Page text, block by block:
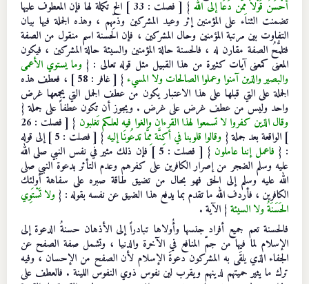
أحْسَنُ قَوْلاً مِمَّن دَعَا إلى الله } [ فصلت : 33 ] الخ تكملة لها فإن المعطوف عليها
تضمنت الثناء على المؤمنين إثر وعيد المشركين وذمِّهم ، وهذه الجملة فيها بيان
التفاوت بين مرتبة المؤمنين وحال المشركين ، فإن الحسنة اسم منقول من الصفة
فتلمُّحُ الصفة مقارن له ، فالحسنة حالة المؤمنين والسيئة حالة المشركين ، فيكون
المعنى كمعنى آيات كثيرة من هذا القبيل مثل قوله تعالى : {وما يستوي الأعمى
والبصير والذين آمنوا وعملوا الصالحات ولا المسيء } [ غافر : 58 ] ، فعطف هذه
الجملة على التي قبلها على هذا الاعتبار يكون من عطف الجمل التي يجمعها غرض
واحد وليس من عطف غرض على غرض . ويجوز أن تكون عطفاً على جملة {
وقال الذين كفروا لا تسمعوا لهذا القرءان والغوا فيه لعلكم تَغلبون } [ فصلت : 26
] الواقعة بعد جملة { وقالوا قلوبنا في أكِنَّة مِمَّا تدعُونَا إليه } [ فصلت : 5 ] إلى قوله
: { فاعمل إننا عاملون } [ فصلت : 5 ] فإن ذلك مثير في نفس النبي صلى الله
عليه وسلم الضجر من إصرار الكافرين على كفرهم وعدم التأثر بدعوة النبي صلى
الله عليه وسلم إلى الحق فهو بحال من تضيق طاقة صبره على سفاهة أولئك
الكافرين ، فأردف الله ما تقدم بما يدفع هذا الضيق عن نفسه بقوله : { ولا تَسْتَوِي
الحَسَنَةُ ولا السيئة } الآية .
فالحسنة تعم جميع أفراد جنسها وأُولاها تبادراً إلى الأذهان حسنةُ الدعوة إلى
الإسلام لما فيها من جمّ المنافع في الآخرة والدنيا ، وتشمل صفة الصفح عن
الجفاء الذي يلقَى به المشركون دعوةَ الإسلام لأن الصفح من الإحسان ، وفيه
ترك ما يثير حميتهم لدينهم ويقرب لين نفوس ذوي النفوس اللينة . فالعطف على